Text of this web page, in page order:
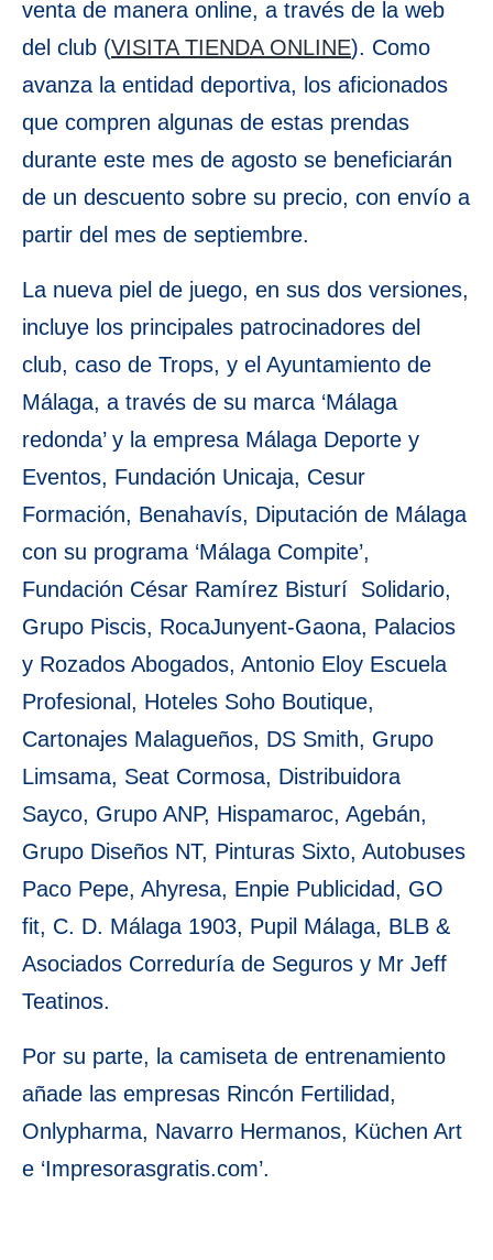
venta de manera online, a través de la web
del club (VISITA TIENDA ONLINE). Como
avanza la entidad deportiva, los aficionados
que compren algunas de estas prendas
durante este mes de agosto se beneficiarán
de un descuento sobre su precio, con envío a
partir del mes de septiembre.
La nueva piel de juego, en sus dos versiones,
incluye los principales patrocinadores del
club, caso de Trops, y el Ayuntamiento de
Málaga, a través de su marca ‘Málaga
redonda’ y la empresa Málaga Deporte y
Eventos, Fundación Unicaja, Cesur
Formación, Benahavís, Diputación de Málaga
con su programa ‘Málaga Compite’,
Fundación César Ramírez Bisturí Solidario,
Grupo Piscis, RocaJunyent-Gaona, Palacios
y Rozados Abogados, Antonio Eloy Escuela
Profesional, Hoteles Soho Boutique,
Cartonajes Malagueños, DS Smith, Grupo
Limsama, Seat Cormosa, Distribuidora
Sayco, Grupo ANP, Hispamaroc, Agebán,
Grupo Diseños NT, Pinturas Sixto, Autobuses
Paco Pepe, Ahyresa, Enpie Publicidad, GO
fit, C. D. Málaga 1903, Pupil Málaga, BLB &
Asociados Correduría de Seguros y Mr Jeff
Teatinos.
Por su parte, la camiseta de entrenamiento
añade las empresas Rincón Fertilidad,
Onlypharma, Navarro Hermanos, Küchen Art
e ‘Impresorasgratis.com’.